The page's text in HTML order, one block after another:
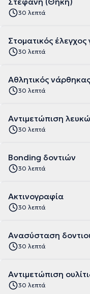
30 λεπτά
Στοματικός
30 λεπτά
Aθλητικός
30 λεπτά
Aντιμετώπιση
30 λεπτά
Bonding δοντιών
30 λεπτά
Ακτινογραφία
30 λεπτά
Ανασύσταση
30 λεπτά
Αντιμετώπιση
30 λεπτά